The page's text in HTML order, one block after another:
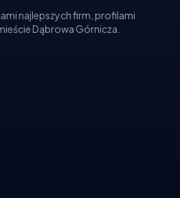
najlepszych firm, profilami
Dąbrowa Górnicza.